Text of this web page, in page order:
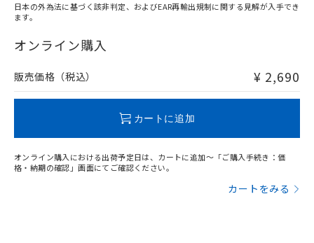
在庫等で未対応品が混在する可能性があります。
問い合わせください。
日本の外為法に基づく該非判定、およびEAR再輸出規制に関する見解が入手でき
ます。
オンライン購入
販売価格（税込） ¥ 2,690
カートに追加
オンライン購入における出荷予定日は、カートに追加～「ご購入手続き：価
格・納期の確認」画面にてご確認ください。
カートをみる